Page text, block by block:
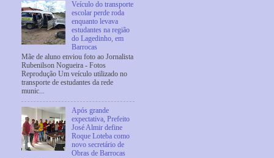
Veículo do transporte
escolar perde roda
enquanto levava
estudantes na região
do Lagedinho, em
Barrocas
Mãe de aluno enviou foto ao Jornalista
Rubenilson Nogueira - Fotos
Reprodução Um veículo utilizado no
transporte de estudantes da rede
munic...
Após grande
expectativa, Prefeito
José Almir define
Roque Loteba como
novo secretário de
Obras de Barrocas